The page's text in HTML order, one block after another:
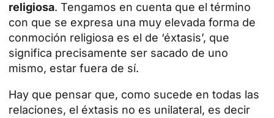
religiosa. Tengamos en cuenta que el término
con que se expresa una muy elevada forma de
conmoción religiosa es el de ‘éxtasis’, que
significa precisamente ser sacado de uno
mismo, estar fuera de sí.
Hay que pensar que, como sucede en todas las
relaciones, el éxtasis no es unilateral, es decir